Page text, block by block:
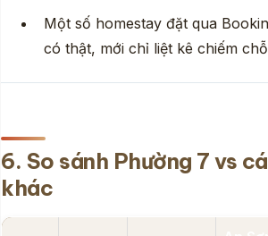
Một số homestay đặt qua
có thật, mới chỉ liệt kê chiếm chỗ
6. So sánh Phường 7 vs
khác